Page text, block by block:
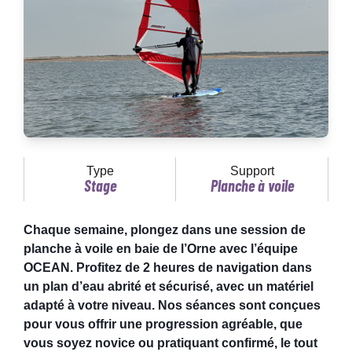
Type
Stage
Support
Planche à voile
Chaque semaine, plongez dans une session de
planche à voile en baie de l’Orne avec l’équipe
OCEAN. Profitez de 2 heures de navigation dans
un plan d’eau abrité et sécurisé, avec un matériel
adapté à votre niveau. Nos séances sont conçues
pour vous offrir une progression agréable, que
vous soyez novice ou pratiquant confirmé, le tout